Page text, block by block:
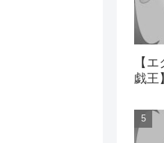
【
戯王】